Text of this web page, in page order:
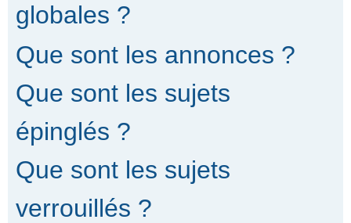
globales ?
Que sont les annonces ?
Que sont les sujets
épinglés ?
Que sont les sujets
verrouillés ?